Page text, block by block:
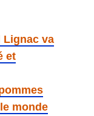
Lignac va
et
monde